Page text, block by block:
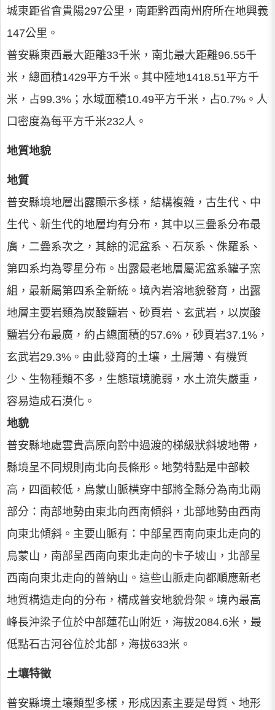
城東距省會貴陽297公里，南距黔西南州府所在地興義
147公里。
普安縣東西最大距離33千米，南北最大距離96.55千
米，總面積1429平方千米。其中陸地1418.51平方千
米，占99.3%；水域面積10.49平方千米，占0.7%。人
口密度為每平方千米232人。
地質地貌
地質
普安縣境地層出露顯示多樣，結構複雜，古生代、中
生代、新生代的地層均有分布，其中以三疊系分布最
廣，二疊系次之，其餘的泥盆系、石灰系、侏羅系、
第四系均為零星分布。出露最老地層屬泥盆系罐子窯
組，最新屬第四系全新統。境內岩溶地貌發育，出露
地層主要岩類為炭酸鹽岩、砂頁岩、玄武岩，以炭酸
鹽岩分布最廣，約占總面積的57.6%，砂頁岩37.1%，
玄武岩29.3%。由此發育的土壤，土層薄、有機質
少、生物種類不多，生態環境脆弱，水土流失嚴重，
容易造成石漠化。
地貌
普安縣地處雲貴高原向黔中過渡的梯級狀斜坡地帶，
縣境呈不同規則南北向長條形。地勢特點是中部較
高，四面較低，烏蒙山脈橫穿中部將全縣分為南北兩
部分：南部地勢由東北向西南傾斜，北部地勢由西南
向東北傾斜。主要山脈有：中部呈西南向東北走向的
烏蒙山，南部呈西南向東北走向的卡子坡山，北部呈
西南向東北走向的普納山。這些山脈走向都順應新老
地質構造走向的分布，構成普安地貌骨架。境內最高
峰長沖梁子位於中部蓮花山附近，海拔2084.6米，最
低點石古河谷位於北部，海拔633米。
土壤特徵
普安縣境土壤類型多樣，形成因素主要是母質、地形